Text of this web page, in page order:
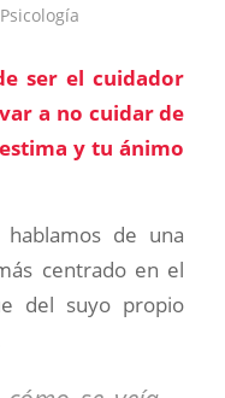
ser el cuidador
a no cuidar de
y tu ánimo
hablamos de una
centrado en el
del suyo propio